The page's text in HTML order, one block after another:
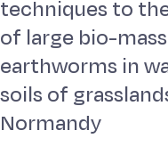
techniques to
of large bio-
earthworms in
soils of
Normandy